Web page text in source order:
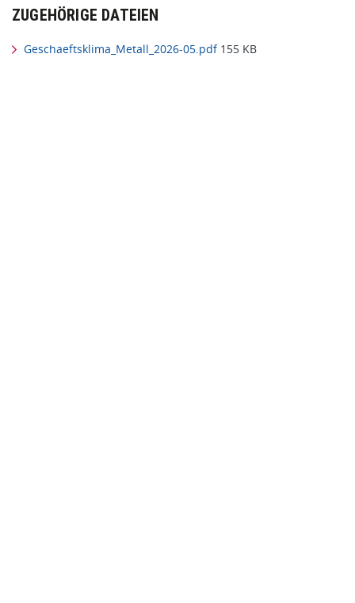
ZUGEHÖRIGE DATEIEN
Geschaeftsklima_Metall_2026-05.pdf155 KB